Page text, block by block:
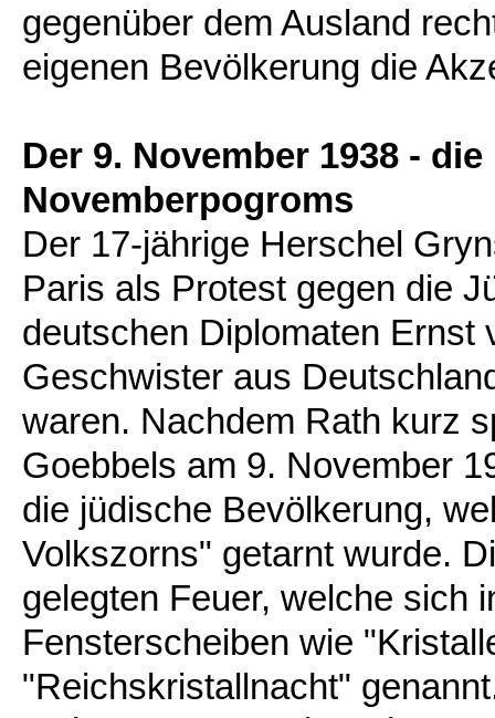
gegenüber dem Ausland
eigenen Bevölkerung die
Der 9. November 1938 -
Novemberpogroms
Der 17-jährige Herschel
Paris als Protest gegen die
deutschen Diplomaten Ernst
Geschwister aus
waren. Nachdem Rath kurz
Goebbels am 9. November
die jüdische Bevölkerung,
Volkszorns" getarnt wurde.
gelegten Feuer, welche sich
Fensterscheiben wie
"Reichskristallnacht"